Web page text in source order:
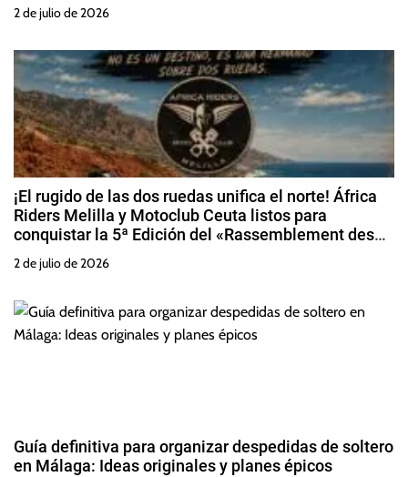
2 de julio de 2026
¡El rugido de las dos ruedas unifica el norte! África
Riders Melilla y Motoclub Ceuta listos para
conquistar la 5ª Edición del «Rassemblement des
Amis Alhuseima»
2 de julio de 2026
Guía definitiva para organizar despedidas de soltero
en Málaga: Ideas originales y planes épicos